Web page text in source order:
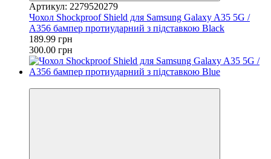
Артикул: 2279520279
Чохол Shockproof Shield для Samsung Galaxy A35 5G /
A356 бампер протиударний з підставкою Black
189.99 грн
300.00 грн